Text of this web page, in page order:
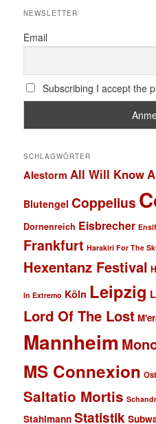
NEWSLETTER
Email
Subscribing I accept the
SCHLAGWÖRTER
Alestorm All Will Know
Blutengel Coppelius
Dornenreich Eisbrecher
Frankfurt Harakiri For The
Hexentanz Festival
In Extremo Köln Leipzig
Lord Of The Lost
Mannheim
MS Connexion
Saltatio Mortis
Stahlmann Statistik